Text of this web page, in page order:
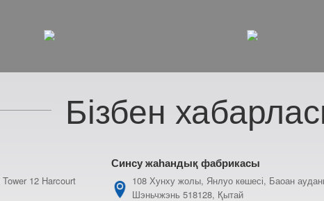
Бізбен
12 Harcourt
Синсу жаһандық фабрикасы
108 Хунху жолы, Янлуо көшесі, Баоан
Шэньчжэнь 518128, Қытай